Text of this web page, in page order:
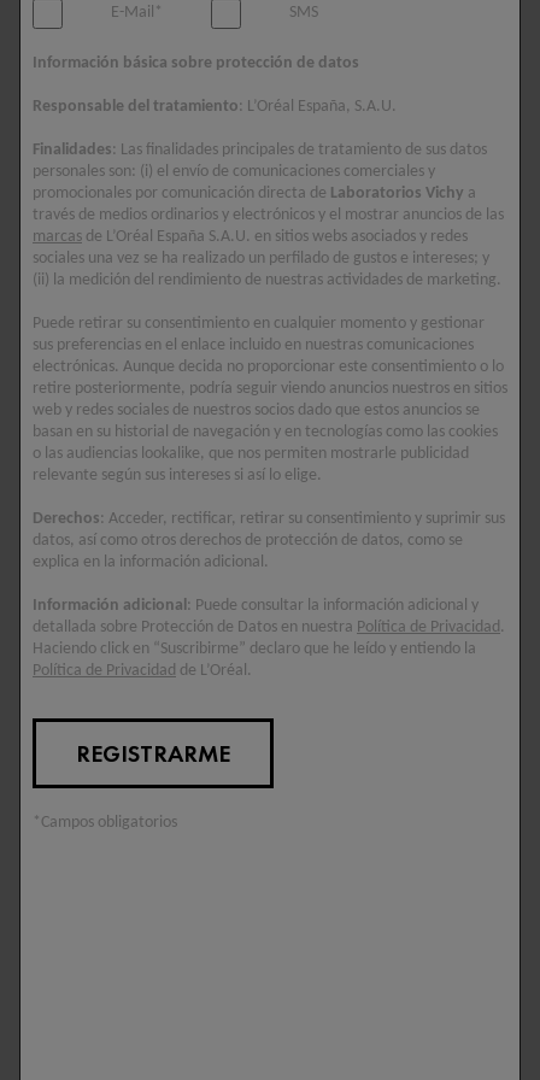
externos. Es importante entenderlos para poder abordar el
colágeno. Esta proteína es esencial para proporcionar firmeza y
elasticidad a la piel. Con el tiempo, el cuerpo produce menos
colágeno, lo que lleva a la formación dearrugas en la
frente. Sin embargo, este no lo es todo. Elementos externos,
como la exposición al sol, la contaminación y los hábitos de
vida, también juegan un papel importante en la aparición de las
líneas de expresión.
¿CÓMO PREVENIR LAS ARRUGAS
EN LA FRENTE?
La prevención es clave para mantener una piel joven y radiante.
Adoptar hábitos saludables y utilizar productos adecuados
puede marcar una gran diferencia en la aparición de
en la frente. A continuación, te ofrecemos algunos consejos
E-Mail* SMS
Información básica sobre protección de datos
Responsable del tratamiento: L’Oréal España, S.A.U.
Finalidades: Las finalidades principales de tratamiento de sus datos
personales son: (i) el envío de comunicaciones comerciales y
promocionales por comunicación directa de Laboratorios Vichy a
través de medios ordinarios y electrónicos y el mostrar anuncios de las
marcas de L’Oréal España S.A.U. en sitios webs asociados y redes
sociales una vez se ha realizado un perfilado de gustos e intereses; y
(ii) la medición del rendimiento de nuestras actividades de marketing.
Puede retirar su consentimiento en cualquier momento y gestionar
sus preferencias en el enlace incluido en nuestras comunicaciones
electrónicas. Aunque decida no proporcionar este consentimiento o lo
retire posteriormente, podría seguir viendo anuncios nuestros en sitios
web y redes sociales de nuestros socios dado que estos anuncios se
basan en su historial de navegación y en tecnologías como las cookies
o las audiencias lookalike, que nos permiten mostrarle publicidad
relevante según sus intereses si así lo elige.
Derechos: Acceder, rectificar, retirar su consentimiento y suprimir sus
datos, así como otros derechos de protección de datos, como se
explica en la información adicional.
Información adicional : Puede consultar la información adicional y
detallada sobre Protección de Datos en nuestra Política de Privacidad .
Haciendo click en “Suscribirme” declaro que he leído y entiendo la
Política de Privacidad de L’Oréal.
REGISTRARME
*Campos obligatorios